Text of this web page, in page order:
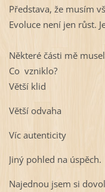
Představa, že musím
Evoluce není jen růst.
Některé části mě
Co vzniklo?
Větší klid
Větší odvaha
Víc autenticity
Jiný pohled na úspěch.
Najednou jsem si